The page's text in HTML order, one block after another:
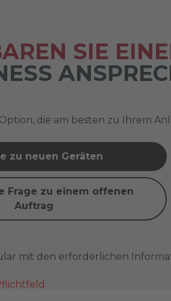
SIE
die am besten zu Ihrem
zu neuen Geräten
Frage zu einem offenen
Auftrag
mit den erforderlichen